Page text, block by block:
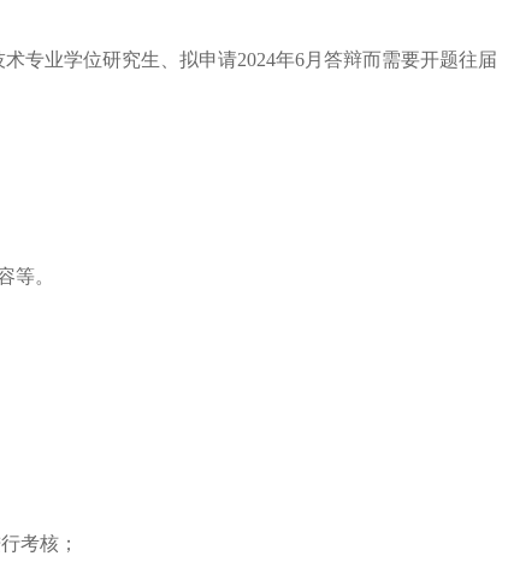
专业学位研究生、 拟申请2024年6月答辩而需要开题往届
等。
考核；